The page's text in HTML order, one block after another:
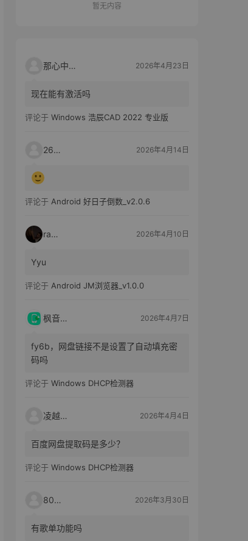
暂无内容
那心中的话 2026年4月23日
现在能有激活吗
评论于 Windows 浩辰CAD 2022 专业版
2603 2026年4月14日
评论于 Android 好日子倒数_v2.0.6
raka 2026年4月10日
Yyu
评论于 Android JM浏览器_v1.0.0
枫音应用 2026年4月7日
fy6b，网盘链接不是设置了自动填充密
码吗
评论于 Windows DHCP检测器
凌越电子 2026年4月4日
百度网盘提取码是多少？
评论于 Windows DHCP检测器
80521 2026年3月30日
有歌单功能吗